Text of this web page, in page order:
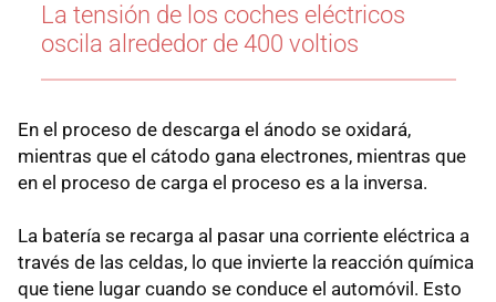
La tensión de los coches eléctricos
oscila alrededor de 400 voltios
En el proceso de descarga el ánodo se oxidará,
mientras que el cátodo gana electrones, mientras que
en el proceso de carga el proceso es a la inversa.
La batería se recarga al pasar una corriente eléctrica a
través de las celdas, lo que invierte la reacción química
que tiene lugar cuando se conduce el automóvil. Esto